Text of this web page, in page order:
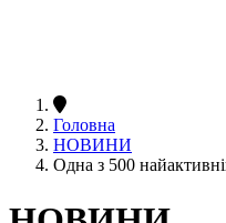
Головна
НОВИНИ
Одна з 500